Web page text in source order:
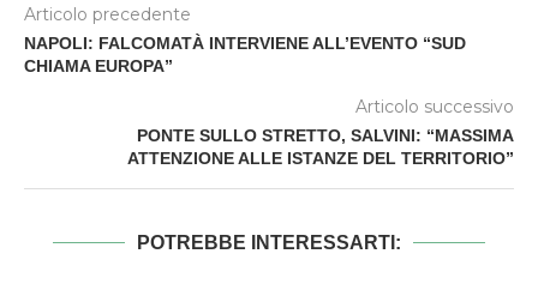
Articolo precedente
NAPOLI: FALCOMATÀ INTERVIENE ALL’EVENTO “SUD
CHIAMA EUROPA”
Articolo successivo
PONTE SULLO STRETTO, SALVINI: “MASSIMA
ATTENZIONE ALLE ISTANZE DEL TERRITORIO”
POTREBBE INTERESSARTI: